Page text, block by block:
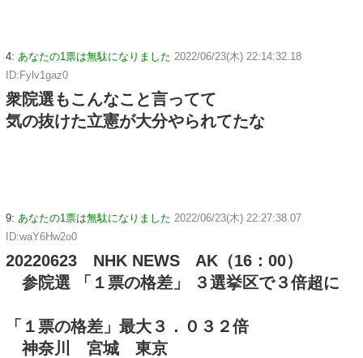
4: あなたの1票は無駄になりました 2022/06/23(木) 22:14:32.18
ID:Fylv1gaz0
衆院選もこんなこと言ってて
気の抜けた立憲が大分やられてたな
9: あなたの1票は無駄になりました 2022/06/23(木) 22:27:38.07
ID:waY6Hw2o0
20220623 NHK NEWS AK（16：00）
参院選 「１票の格差」 ３選挙区で３倍超に
「１票の格差」最大３．０３２倍
神奈川 宮城 東京